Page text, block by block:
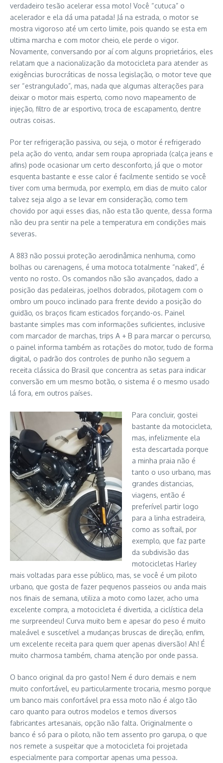
verdadeiro tesão acelerar essa moto! Você “cutuca” o
acelerador e ela dá uma patada! Já na estrada, o motor se
mostra vigoroso até um certo limite, pois quando se esta em
ultima marcha e com motor cheio, ele perde o vigor.
Novamente, conversando por aí com alguns proprietários, eles
relatam que a nacionalização da motocicleta para atender as
exigências burocráticas de nossa legislação, o motor teve que
ser “estrangulado”, mas, nada que algumas alterações para
deixar o motor mais esperto, como novo mapeamento de
injeção, filtro de ar esportivo, troca de escapamento, dentre
outras coisas.
Por ter refrigeração passiva, ou seja, o motor é refrigerado
pela ação do vento, andar sem roupa apropriada (calça jeans e
afins) pode ocasionar um certo desconforto, já que o motor
esquenta bastante e esse calor é facilmente sentido se você
tiver com uma bermuda, por exemplo, em dias de muito calor
talvez seja algo a se levar em consideração, como tem
chovido por aqui esses dias, não esta tão quente, dessa forma
não deu pra sentir na pele a temperatura em condições mais
severas.
A 883 não possui proteção aerodinâmica nenhuma, como
bolhas ou carenagens, é uma motoca totalmente “naked”, é
vento no rosto. Os comandos não são avançados, dado a
posição das pedaleiras, joelhos dobrados, pilotagem com o
ombro um pouco inclinado para frente devido a posição do
guidão, os braços ficam esticados forçando-os. Painel
bastante simples mas com informações suficientes, inclusive
com marcador de marchas, trips A + B para marcar o percurso,
o painel informa também as rotações do motor, tudo de forma
digital, o padrão dos controles de punho não seguem a
receita clássica do Brasil que concentra as setas para indicar
conversão em um mesmo botão, o sistema é o mesmo usado
lá fora, em outros países.
Para concluir, gostei
bastante da motocicleta,
mas, infelizmente ela
esta descartada porque
a minha praia não é
tanto o uso urbano, mas
grandes distancias,
viagens, então é
preferível partir logo
para a linha estradeira,
como as softail, por
exemplo, que faz parte
da subdivisão das
motocicletas Harley
mais voltadas para esse público, mas, se você é um piloto
urbano, que gosta de fazer pequenos passeios ou anda mais
nos finais de semana, utiliza a moto como lazer, acho uma
excelente compra, a motocicleta é divertida, a ciclística dela
me surpreendeu! Curva muito bem e apesar do peso é muito
maleável e suscetível a mudanças bruscas de direção, enfim,
um excelente receita para quem quer apenas diversão! Ah! É
muito charmosa também, chama atenção por onde passa.
O banco original da pro gasto! Nem é duro demais e nem
muito confortável, eu particularmente trocaria, mesmo porque
um banco mais confortável pra essa moto não é algo tão
caro quanto para outros modelos e temos diversos
fabricantes artesanais, opção não falta. Originalmente o
banco é só para o piloto, não tem assento pro garupa, o que
nos remete a suspeitar que a motocicleta foi projetada
especialmente para comportar apenas uma pessoa.